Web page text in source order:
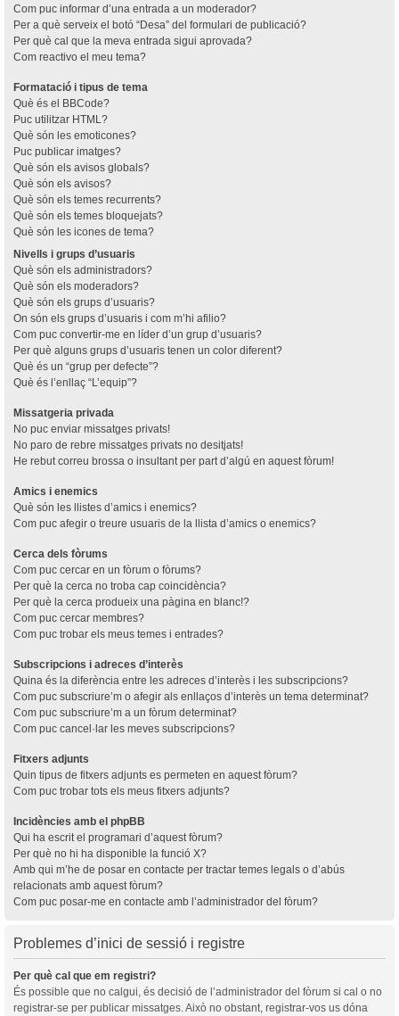
Com puc informar d’una entrada a un moderador?
Per a què serveix el botó “Desa” del formulari de publicació?
Per què cal que la meva entrada sigui aprovada?
Com reactivo el meu tema?
Formatació i tipus de tema
Què és el BBCode?
Puc utilitzar HTML?
Què són les emoticones?
Puc publicar imatges?
Què són els avisos globals?
Què són els avisos?
Què són els temes recurrents?
Què són els temes bloquejats?
Què són les icones de tema?
Nivells i grups d’usuaris
Què són els administradors?
Què són els moderadors?
Què són els grups d’usuaris?
On són els grups d’usuaris i com m’hi afilio?
Com puc convertir-me en líder d’un grup d’usuaris?
Per què alguns grups d’usuaris tenen un color diferent?
Què és un “grup per defecte”?
Què és l’enllaç “L’equip”?
Missatgeria privada
No puc enviar missatges privats!
No paro de rebre missatges privats no desitjats!
He rebut correu brossa o insultant per part d’algú en aquest fòrum!
Amics i enemics
Què són les llistes d’amics i enemics?
Com puc afegir o treure usuaris de la llista d’amics o enemics?
Cerca dels fòrums
Com puc cercar en un fòrum o fòrums?
Per què la cerca no troba cap coincidència?
Per què la cerca produeix una pàgina en blanc!?
Com puc cercar membres?
Com puc trobar els meus temes i entrades?
Subscripcions i adreces d’interès
Quina és la diferència entre les adreces d’interès i les subscripcions?
Com puc subscriure’m o afegir als enllaços d’interès un tema determinat?
Com puc subscriure’m a un fòrum determinat?
Com puc cancel·lar les meves subscripcions?
Fitxers adjunts
Quin tipus de fitxers adjunts es permeten en aquest fòrum?
Com puc trobar tots els meus fitxers adjunts?
Incidències amb el phpBB
Qui ha escrit el programari d’aquest fòrum?
Per què no hi ha disponible la funció X?
Amb qui m’he de posar en contacte per tractar temes legals o d’abús
relacionats amb aquest fòrum?
Com puc posar-me en contacte amb l’administrador del fòrum?
Problemes d’inici de sessió i registre
Per què cal que em registri?
És possible que no calgui, és decisió de l’administrador del fòrum si cal o no
registrar-se per publicar missatges. Això no obstant, registrar-vos us dóna